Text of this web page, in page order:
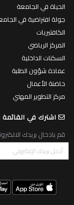
الحياة في الجامعة
جولة افتراضية في
الكافتيريات
المركز الرياضي
السكنات الداخلية
عمادة شؤون الطلبة
حاضنة الأعمال
مركز التطوير المهني
اشترك في القائمة
قم بادخال بريدك